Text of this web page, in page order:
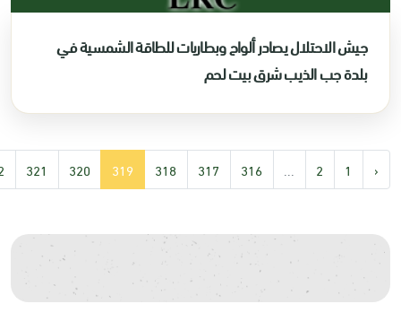
جيش الاحتلال يصادر ألواح وبطاريات للطاقة الشمسية في
بلدة جب الذيب شرق بيت لحم
‹
1
2
...
316
317
318
319
320
321